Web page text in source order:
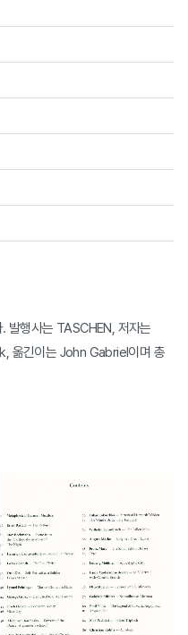
발행사는 TASCHEN, 저자는
옮긴이는 John Gabriel이며 총